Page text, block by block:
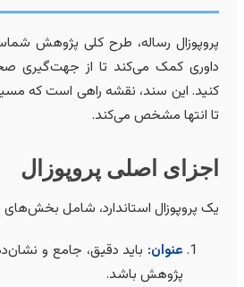
رساله، طرح کلی پژوهش شماست
کمک می‌کند تا از جهت‌گیری صحیح
این سند، نقشه راهی است که مسیر
انتها مشخص می‌کند.
اصلی پروپوزال
پروپوزال استاندارد، شامل بخش‌های زیر
عنوان:باید دقیق، جامع و
پژوهش باشد.